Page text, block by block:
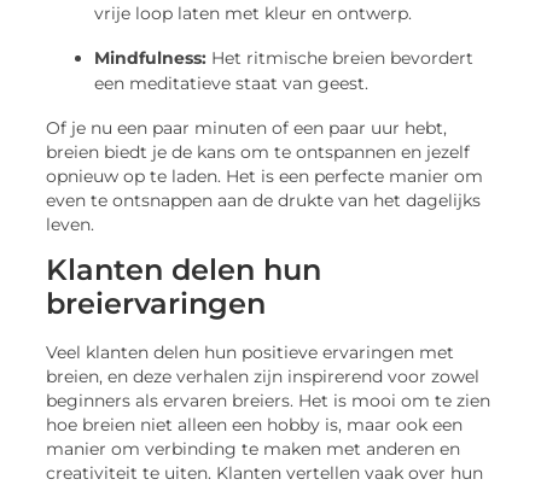
vrije loop laten met kleur en ontwerp.
Mindfulness: Het ritmische breien bevordert
een meditatieve staat van geest.
Of je nu een paar minuten of een paar uur hebt,
breien biedt je de kans om te ontspannen en jezelf
opnieuw op te laden. Het is een perfecte manier om
even te ontsnappen aan de drukte van het dagelijks
leven.
Klanten delen hun
breiervaringen
Veel klanten delen hun positieve ervaringen met
breien, en deze verhalen zijn inspirerend voor zowel
beginners als ervaren breiers. Het is mooi om te zien
hoe breien niet alleen een hobby is, maar ook een
manier om verbinding te maken met anderen en
creativiteit te uiten. Klanten vertellen vaak over hun